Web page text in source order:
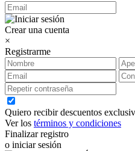
Crear una cuenta
×
Registrarme
Quiero recibir descuentos
Ver los términos y condiciones
Finalizar registro
o iniciar sesión